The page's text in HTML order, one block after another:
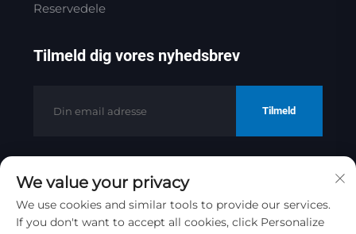
Reservedele
Tilmeld dig vores nyhedsbrev
Tilmeld
Copyright © 2025 af Jinan Golden
Bridge Precision Machinery Co.ltd
Privatlivspolitik
We value your privacy
We use cookies and similar tools to provide our services.
If you don't want to accept all cookies, click Personalize